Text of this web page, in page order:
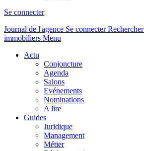
Se connecter
Journal de l'agence Se connecterRechercher
immobiliers Menu
Actu
Conjoncture
Agenda
Salons
Evénements
Nominations
A lire
Guides
Juridique
Management
Métier